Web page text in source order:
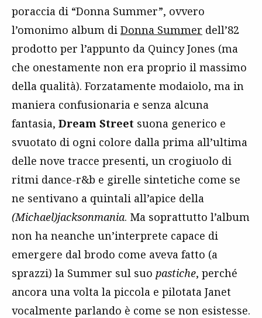
poraccia di “Donna Summer”, ovvero
l’omonimo album di Donna Summer dell’82
prodotto per l’appunto da Quincy Jones (ma
che onestamente non era proprio il massimo
della qualità). Forzatamente modaiolo, ma in
maniera confusionaria e senza alcuna
fantasia, Dream Street suona generico e
svuotato di ogni colore dalla prima all’ultima
delle nove tracce presenti, un crogiuolo di
ritmi dance-r&b e girelle sintetiche come se
ne sentivano a quintali all’apice della
(Michael)jacksonmania. Ma soprattutto l’album
non ha neanche un’interprete capace di
emergere dal brodo come aveva fatto (a
sprazzi) la Summer sul suo pastiche, perché
ancora una volta la piccola e pilotata Janet
vocalmente parlando è come se non esistesse.